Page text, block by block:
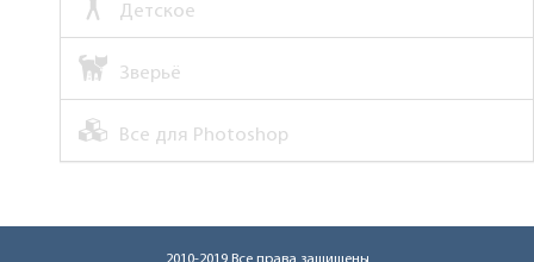
Детское
Зверьё
Все для Photoshop